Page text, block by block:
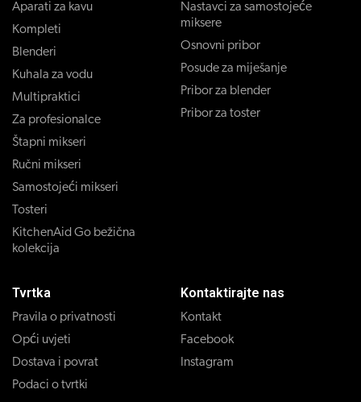
Aparati za kavu
Kompleti
Blenderi
Kuhala za vodu
Multipraktici
Za profesionalce
Štapni mikseri
Ručni mikseri
Samostojeći mikseri
Tosteri
KitchenAid Go bežična
kolekcija
Nastavci za samostojeće
miksere
Osnovni pribor
Posude za miješanje
Pribor za blender
Pribor za toster
Tvrtka
Pravila o privatnosti
Opći uvjeti
Dostava i povrat
Podaci o tvrtki
Kontaktirajte nas
Kontakt
Facebook
Instagram